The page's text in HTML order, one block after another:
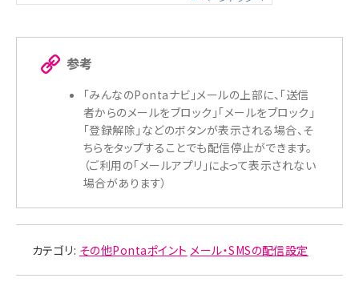
参考
「みんなのPontaナビ」メールの上部に、「送信
者からのメールをブロック」「メールをブロック」
「登録解除」などのボタンが表示される場合、そ
ちらをタップすることでも配信停止ができます。
（ご利用の「メールアプリ」によって表示されない
場合があります）
カテゴリ: その他Pontaポイント メール・SMSの配信設定